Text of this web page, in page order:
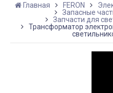
Главная FERON
Запасные
Запчасти для
Трансформатор